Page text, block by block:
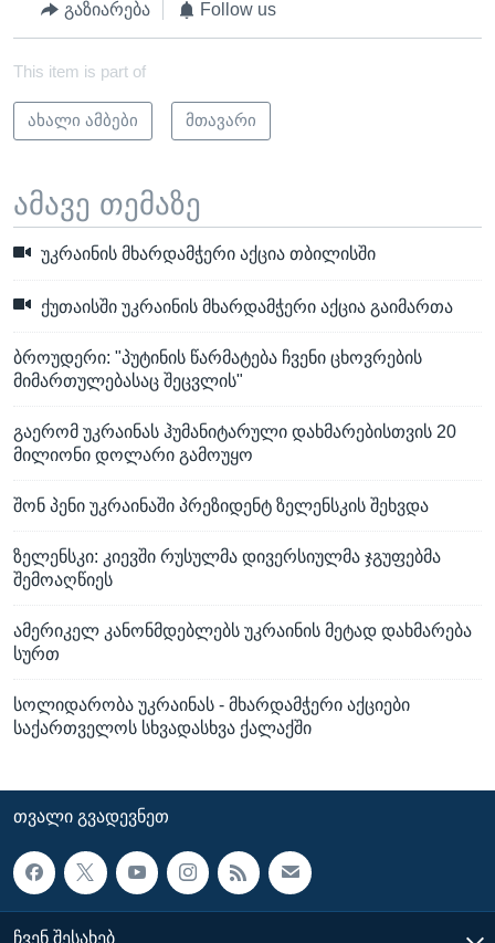
გაზიარება Follow us
This item is part of
ახალი ამბები მთავარი
ამავე თემაზე
უკრაინის მხარდამჭერი აქცია თბილისში
ქუთაისში უკრაინის მხარდამჭერი აქცია გაიმართა
ბროუდერი: "პუტინის წარმატება ჩვენი ცხოვრების
მიმართულებასაც შეცვლის"
გაერომ უკრაინას ჰუმანიტარული დახმარებისთვის 20
მილიონი დოლარი გამოუყო
შონ პენი უკრაინაში პრეზიდენტ ზელენსკის შეხვდა
ზელენსკი: კიევში რუსულმა დივერსიულმა ჯგუფებმა
შემოაღწიეს
ამერიკელ კანონმდებლებს უკრაინის მეტად დახმარება
სურთ
სოლიდარობა უკრაინას - მხარდამჭერი აქციები
საქართველოს სხვადასხვა ქალაქში
ᲗᲕᲐᲚᲘ ᲒᲕᲐᲓᲔᲕᲜᲔᲗ
ᲩᲕᲔᲜ ᲨᲔᲡᲐᲮᲔᲑ